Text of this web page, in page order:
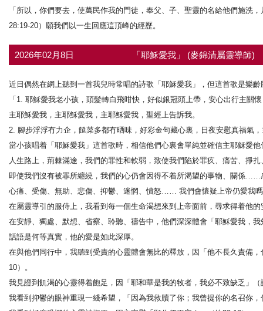
「所以，你們要去，使萬民作我的門徒，奉父、子、聖靈的名給他們施洗
28:19-20）願我們以一生回應這頂峰的經歷。
2026年02月8日 「耶穌愛我」 (麥錦清屬靈導師)
近日偶然在網上聽到一首我兒時常唱的詩歌「耶穌愛我」，但這首歌是樂
「1. 耶穌愛我老小孩，頭髮轉白飛咁快，好似銀冠頭上帶，安心出行主關
主耶穌愛我，主耶穌愛我，主耶穌愛我，聖經上告訴我。
2. 腳步浮浮冇力企，餸菜多都冇晒味，好彩金句藏心裏，日夜安慰真福氣
當小孩唱着「耶穌愛我」這首歌時，相信他們心裏會單純並確信主耶穌愛
人生路上，荊棘滿途，我們的罪性和軟弱，致使我們陷於罪疚、痛苦、掙
即使我們沒有被罪所纏繞，我們的心仍會因得不着所渴望的事物、關係
心痛、受傷、無助、悲傷、抑鬱、迷惘、憤怒…… 我們會懷疑上帝仍愛我
在屬靈導引的服侍上，我看到每一個生命渴想來到上帝面前，尋求得着他
在安靜、獨處、默想、省察、聆聽、禱告中，他們深深體會「耶穌愛我，
話語是何等真實，他的愛是如此深厚。
在與他們同行中，我聽到受責的心靈體會無比的釋放，因「他不長久責備
10）。
我見證到飢渴的心靈得着飽足，因「耶和華是我的牧者，我必不致缺乏」（
我看到抑鬱的眼神重現一綫希望，「因為我救贖了你；我曾提你的名召你